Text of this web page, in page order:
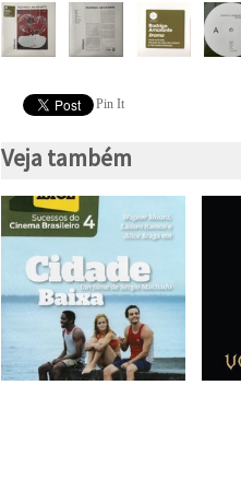
Pin It
Veja também